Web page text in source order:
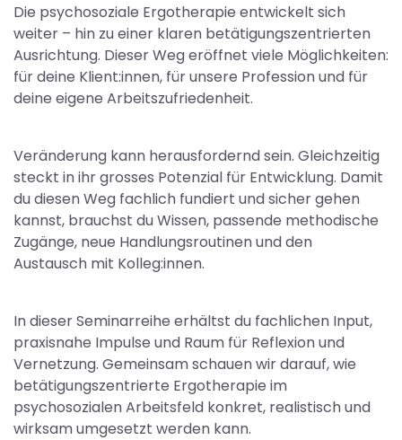
Die psychosoziale Ergotherapie entwickelt sich
weiter – hin zu einer klaren betätigungszentrierten
Ausrichtung. Dieser Weg eröffnet viele Möglichkeiten:
für deine Klient:innen, für unsere Profession und für
deine eigene Arbeitszufriedenheit.
Veränderung kann herausfordernd sein. Gleichzeitig
steckt in ihr grosses Potenzial für Entwicklung. Damit
du diesen Weg fachlich fundiert und sicher gehen
kannst, brauchst du Wissen, passende methodische
Zugänge, neue Handlungsroutinen und den
Austausch mit Kolleg:innen.
In dieser Seminarreihe erhältst du fachlichen Input,
praxisnahe Impulse und Raum für Reflexion und
Vernetzung. Gemeinsam schauen wir darauf, wie
betätigungszentrierte Ergotherapie im
psychosozialen Arbeitsfeld konkret, realistisch und
wirksam umgesetzt werden kann.